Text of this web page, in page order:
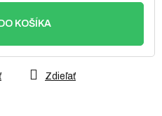
KOŠÍKA
Zdieľať